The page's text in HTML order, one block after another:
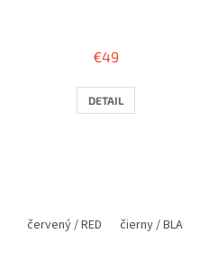
€49
DETAIL
červený / RED čierny / BLACK